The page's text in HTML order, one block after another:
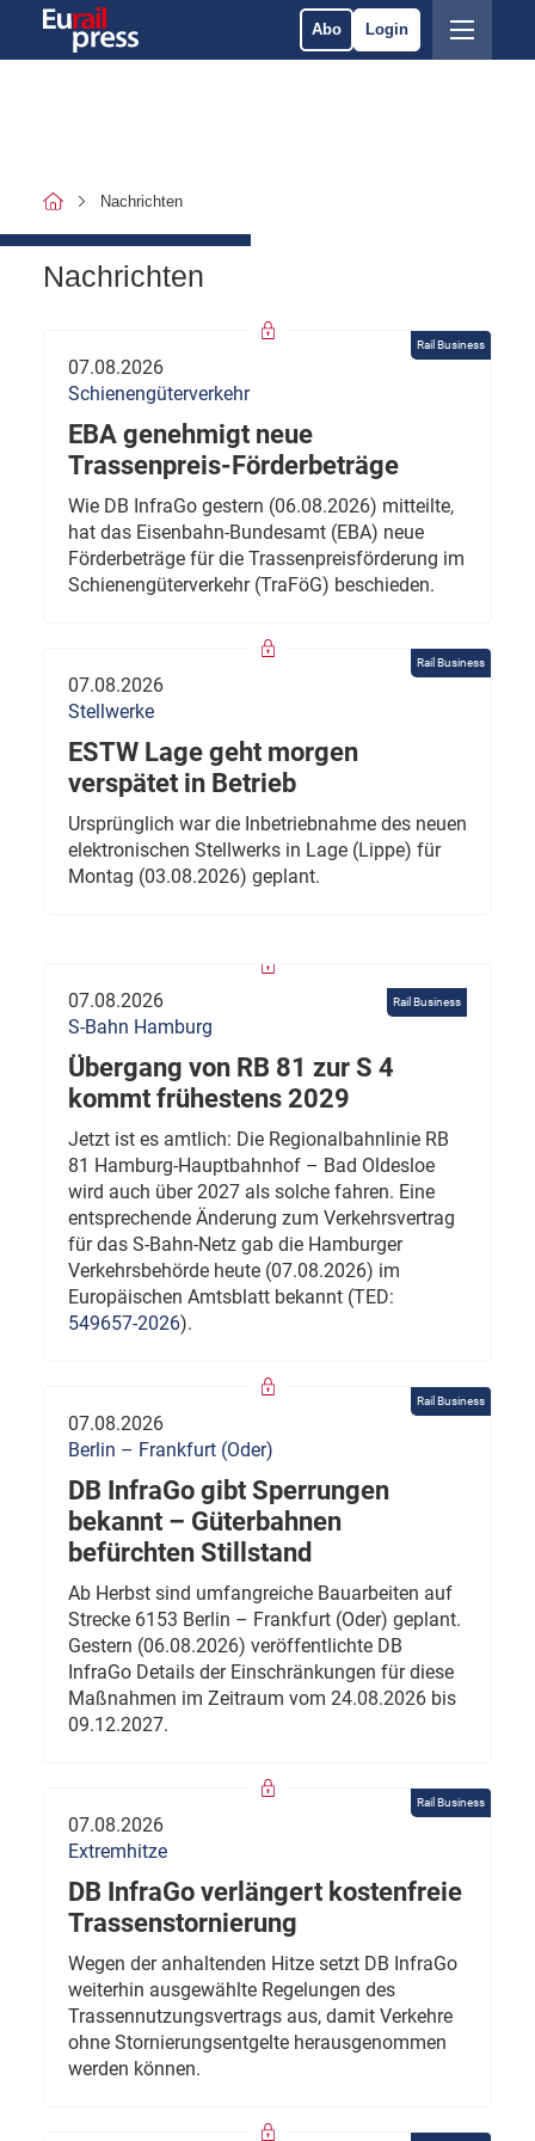
Abo Login
Nachrichten
Nachrichten
Rail Business
07.08.2026
Schienengüterverkehr
EBA genehmigt neue
Trassenpreis-Förderbeträge
Wie DB InfraGo gestern (06.08.2026) mitteilte,
hat das Eisenbahn-Bundesamt (EBA) neue
Förderbeträge für die Trassenpreisförderung im
Schienengüterverkehr (TraFöG) beschieden.
Rail Business
07.08.2026
Stellwerke
ESTW Lage geht morgen
verspätet in Betrieb
Ursprünglich war die Inbetriebnahme des neuen
elektronischen Stellwerks in Lage (Lippe) für
Montag (03.08.2026) geplant.
Rail Business
07.08.2026
S-Bahn Hamburg
Übergang von RB 81 zur S 4
kommt frühestens 2029
Jetzt ist es amtlich: Die Regionalbahnlinie RB
81 Hamburg-Hauptbahnhof – Bad Oldesloe
wird auch über 2027 als solche fahren. Eine
entsprechende Änderung zum Verkehrsvertrag
für das S-Bahn-Netz gab die Hamburger
Verkehrsbehörde heute (07.08.2026) im
Europäischen Amtsblatt bekannt (TED:
549657-2026).
Rail Business
07.08.2026
Berlin – Frankfurt (Oder)
DB InfraGo gibt Sperrungen
bekannt – Güterbahnen
befürchten Stillstand
Ab Herbst sind umfangreiche Bauarbeiten auf
Strecke 6153 Berlin – Frankfurt (Oder) geplant.
Gestern (06.08.2026) veröffentlichte DB
InfraGo Details der Einschränkungen für diese
Maßnahmen im Zeitraum vom 24.08.2026 bis
09.12.2027.
Rail Business
07.08.2026
Extremhitze
DB InfraGo verlängert kostenfreie
Trassenstornierung
Wegen der anhaltenden Hitze setzt DB InfraGo
weiterhin ausgewählte Regelungen des
Trassennutzungsvertrags aus, damit Verkehre
ohne Stornierungsentgelte herausgenommen
werden können.